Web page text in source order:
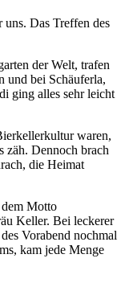
uns. Das Treffen des
der Welt, trafen
und bei Schäuferla,
ging alles sehr leicht
waren,
zäh. Dennoch brach
die Heimat
Motto
Keller. Bei leckerer
Vorabend nochmal
kam jede Menge